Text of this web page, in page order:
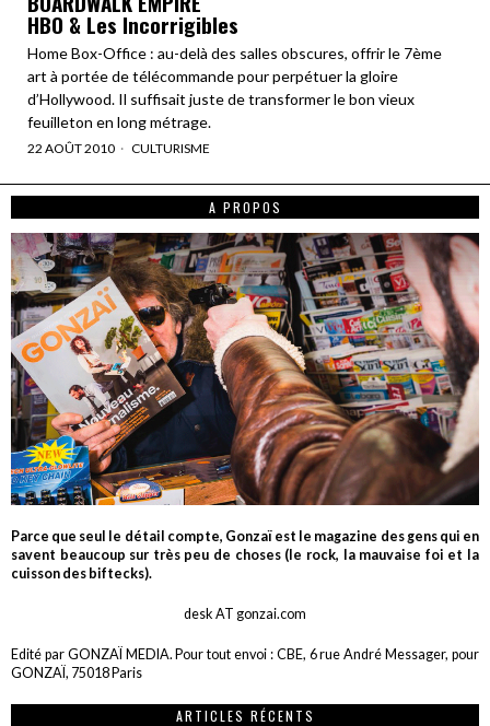
HBO & Les Incorrigibles
Home Box-Office : au-delà des salles obscures, offrir le 7ème
art à portée de télécommande pour perpétuer la gloire
d’Hollywood. Il suffisait juste de transformer le bon vieux
feuilleton en long métrage.
22 AOÛT 2010 CULTURISME
A PROPOS
Parce que seul le détail compte, Gonzaï est le magazine des gens qui en
savent beaucoup sur très peu de choses (le rock, la mauvaise foi et la
cuisson des biftecks).
desk AT gonzai.com
Edité par GONZAÏ MEDIA. Pour tout envoi : CBE, 6 rue André Messager, pour
GONZAÏ, 75018 Paris
ARTICLES RÉCENTS